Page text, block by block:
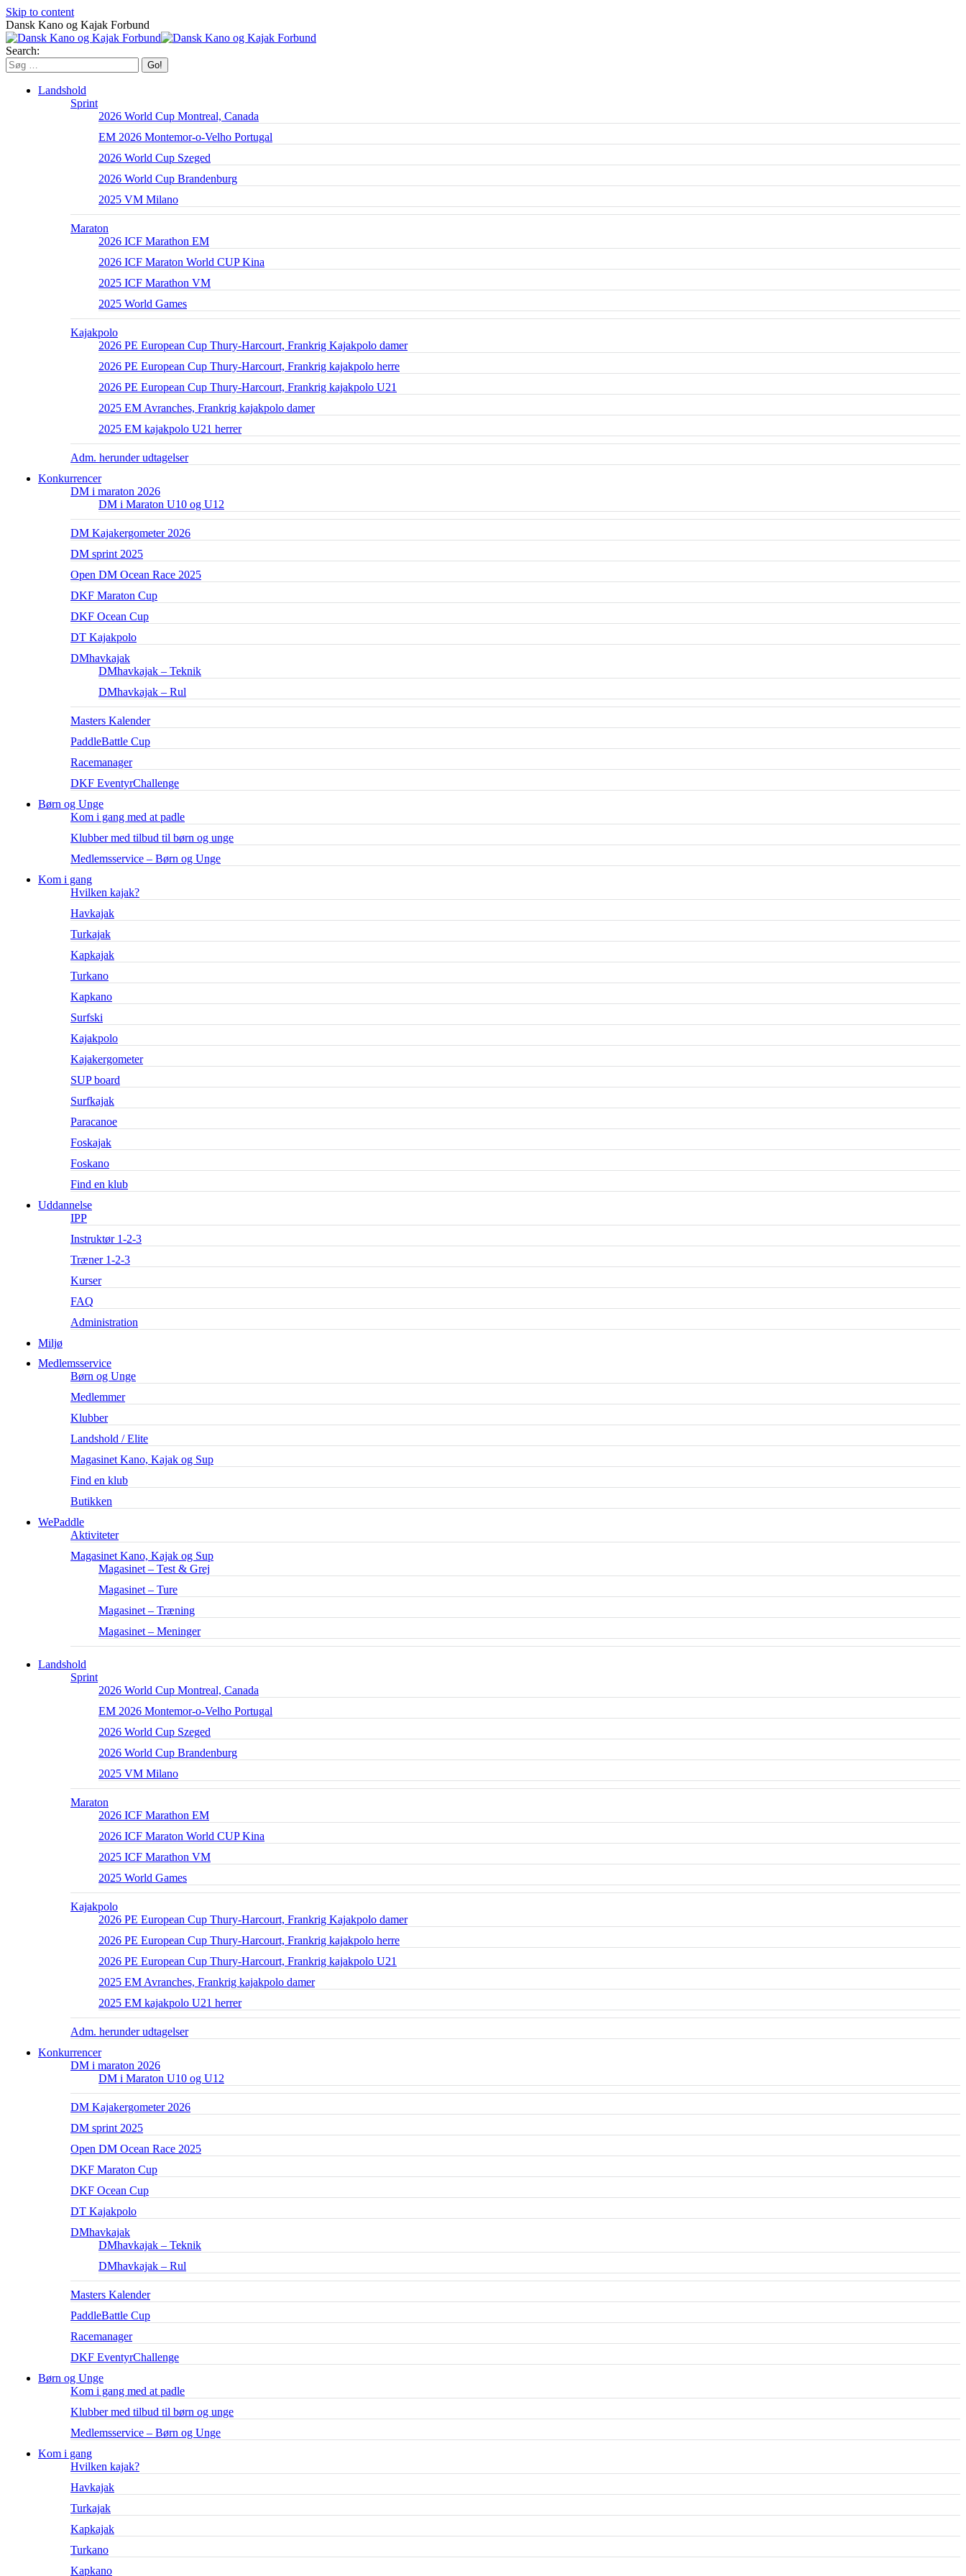
Skip to content
Dansk Kano og Kajak Forbund
Search:
Landshold
Sprint
2026 World Cup Montreal, Canada
EM 2026 Montemor-o-Velho Portugal
2026 World Cup Szeged
2026 World Cup Brandenburg
2025 VM Milano
Maraton
2026 ICF Marathon EM
2026 ICF Maraton World CUP Kina
2025 ICF Marathon VM
2025 World Games
Kajakpolo
2026 PE European Cup Thury-Harcourt, Frankrig Kajakpolo damer
2026 PE European Cup Thury-Harcourt, Frankrig kajakpolo herre
2026 PE European Cup Thury-Harcourt, Frankrig kajakpolo U21
2025 EM Avranches, Frankrig kajakpolo damer
2025 EM kajakpolo U21 herrer
Adm. herunder udtagelser
Konkurrencer
DM i maraton 2026
DM i Maraton U10 og U12
DM Kajakergometer 2026
DM sprint 2025
Open DM Ocean Race 2025
DKF Maraton Cup
DKF Ocean Cup
DT Kajakpolo
DMhavkajak
DMhavkajak – Teknik
DMhavkajak – Rul
Masters Kalender
PaddleBattle Cup
Racemanager
DKF EventyrChallenge
Børn og Unge
Kom i gang med at padle
Klubber med tilbud til børn og unge
Medlemsservice – Børn og Unge
Kom i gang
Hvilken kajak?
Havkajak
Turkajak
Kapkajak
Turkano
Kapkano
Surfski
Kajakpolo
Kajakergometer
SUP board
Surfkajak
Paracanoe
Foskajak
Foskano
Find en klub
Uddannelse
IPP
Instruktør 1-2-3
Træner 1-2-3
Kurser
FAQ
Administration
Miljø
Medlemsservice
Børn og Unge
Medlemmer
Klubber
Landshold / Elite
Magasinet Kano, Kajak og Sup
Find en klub
Butikken
WePaddle
Aktiviteter
Magasinet Kano, Kajak og Sup
Magasinet – Test & Grej
Magasinet – Ture
Magasinet – Træning
Magasinet – Meninger
Landshold
Sprint
2026 World Cup Montreal, Canada
EM 2026 Montemor-o-Velho Portugal
2026 World Cup Szeged
2026 World Cup Brandenburg
2025 VM Milano
Maraton
2026 ICF Marathon EM
2026 ICF Maraton World CUP Kina
2025 ICF Marathon VM
2025 World Games
Kajakpolo
2026 PE European Cup Thury-Harcourt, Frankrig Kajakpolo damer
2026 PE European Cup Thury-Harcourt, Frankrig kajakpolo herre
2026 PE European Cup Thury-Harcourt, Frankrig kajakpolo U21
2025 EM Avranches, Frankrig kajakpolo damer
2025 EM kajakpolo U21 herrer
Adm. herunder udtagelser
Konkurrencer
DM i maraton 2026
DM i Maraton U10 og U12
DM Kajakergometer 2026
DM sprint 2025
Open DM Ocean Race 2025
DKF Maraton Cup
DKF Ocean Cup
DT Kajakpolo
DMhavkajak
DMhavkajak – Teknik
DMhavkajak – Rul
Masters Kalender
PaddleBattle Cup
Racemanager
DKF EventyrChallenge
Børn og Unge
Kom i gang med at padle
Klubber med tilbud til børn og unge
Medlemsservice – Børn og Unge
Kom i gang
Hvilken kajak?
Havkajak
Turkajak
Kapkajak
Turkano
Kapkano